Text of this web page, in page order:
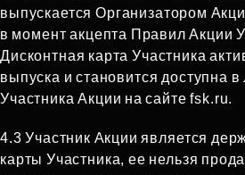
выпускается Организатором
в момент акцепта Правил Акции
Дисконтная карта Участника
выпуска и становится доступна
Участника Акции на сайте fsk.ru.
4.3 Участник Акции является
карты Участника, ее нельзя